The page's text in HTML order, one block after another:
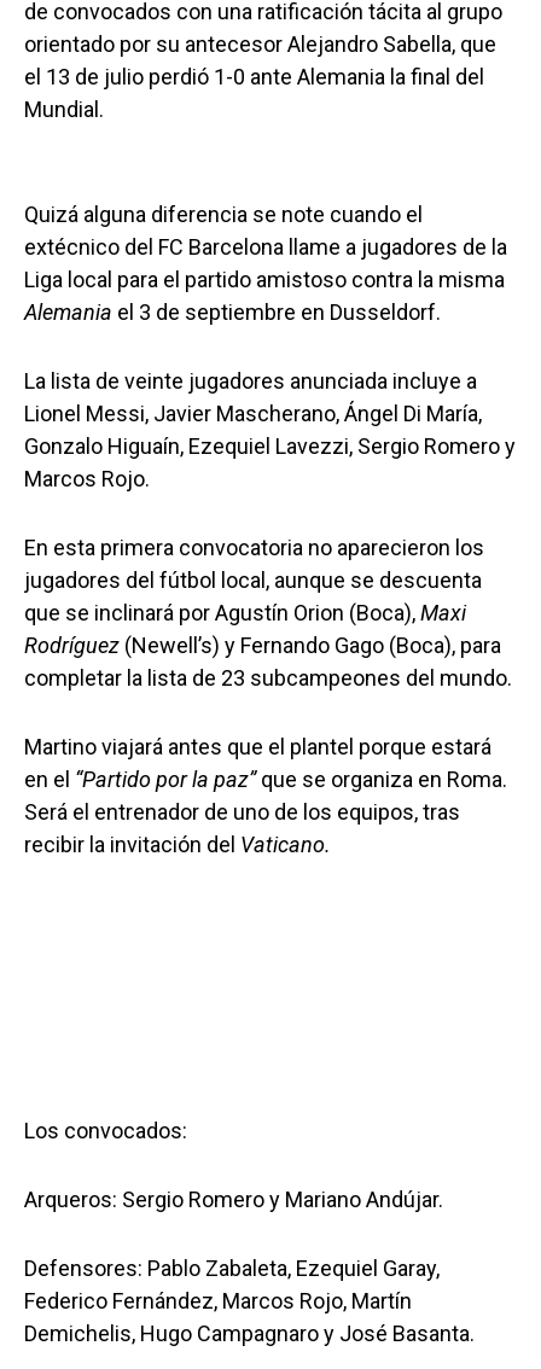
de convocados con una ratificación tácita al grupo
orientado por su antecesor Alejandro Sabella, que
el 13 de julio perdió 1-0 ante Alemania la final del
Mundial.
Quizá alguna diferencia se note cuando el
extécnico del FC Barcelona llame a jugadores de la
Liga local para el partido amistoso contra la misma
Alemania el 3 de septiembre en Dusseldorf.
La lista de veinte jugadores anunciada incluye a
Lionel Messi, Javier Mascherano, Ángel Di María,
Gonzalo Higuaín, Ezequiel Lavezzi, Sergio Romero y
Marcos Rojo.
En esta primera convocatoria no aparecieron los
jugadores del fútbol local, aunque se descuenta
que se inclinará por Agustín Orion (Boca),Maxi
Rodríguez (Newell’s) y Fernando Gago (Boca), para
completar la lista de 23 subcampeones del mundo.
Martino viajará antes que el plantel porque estará
en el “Partido por la paz”que se organiza en Roma.
Será el entrenador de uno de los equipos, tras
recibir la invitación del Vaticano.
Los convocados:
Arqueros: Sergio Romero y Mariano Andújar.
Defensores: Pablo Zabaleta, Ezequiel Garay,
Federico Fernández, Marcos Rojo, Martín
Demichelis, Hugo Campagnaro y José Basanta.